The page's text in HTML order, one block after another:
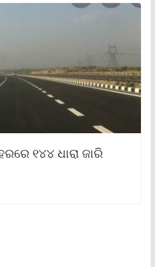
୧୪୪ ଧାରା ଜାରି